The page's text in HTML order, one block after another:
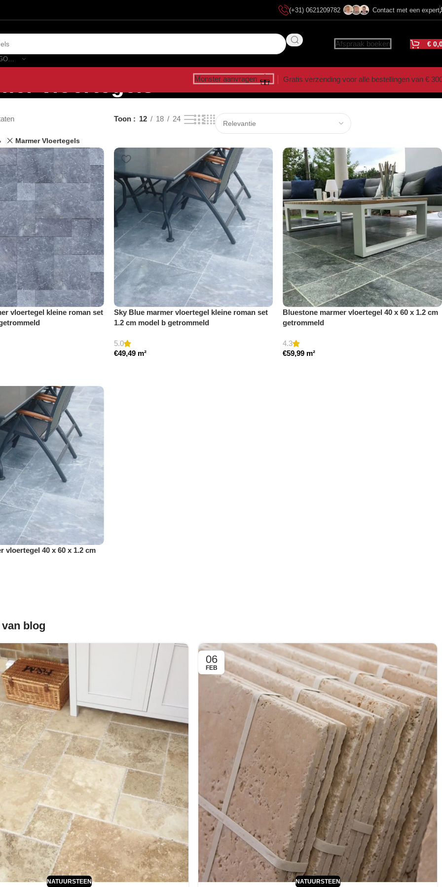
(+31) 0621209782 Contact met een expert
Afspraak boeken €
Monster aanvragen Gratis verzending voor alle bestellingen van €
Toon 12 18 24
Marmer Vloertegels
vloertegel kleine roman set
Sky Blue marmer vloertegel kleine roman set
1.2 cm model b getrommeld
5.0
€49,49 m²
Bluestone marmer vloertegel 40 x 60 x 1.2 cm
getrommeld
4.3
€59,99 m²
vloertegel 40 x 60 x 1.2 cm
blog
NATUURSTEEN
06
FEB
NATUURSTEEN